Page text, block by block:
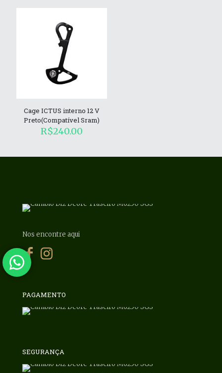
Cage ICTUS interno 12 V
Preto(Compatível Sram)
R$240.00
Nos encontre aqui
PAGAMENTO
SEGURANÇA